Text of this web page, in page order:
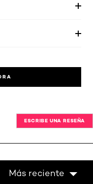
ESCRIBE UNA RESEÑA
Más reciente